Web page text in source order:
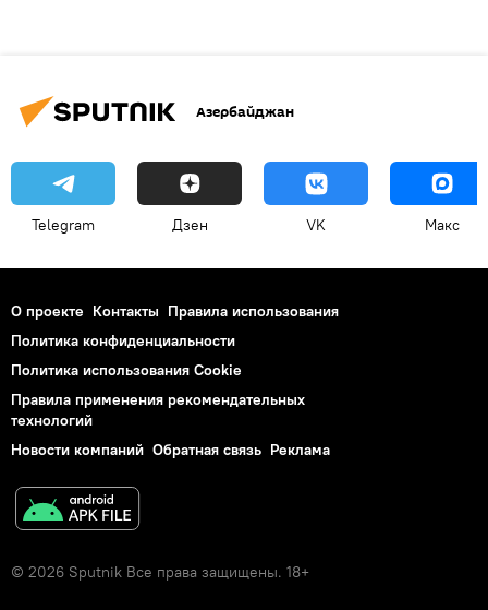
Азербайджан
Telegram Дзен VK Макс
О проекте Контакты Правила использования
Политика конфиденциальности
Политика использования Cookie
Правила применения рекомендательных
технологий
Новости компаний Обратная связь Реклама
© 2026 Sputnik Все права защищены. 18+